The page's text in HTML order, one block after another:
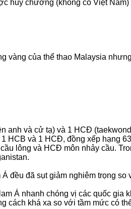
huy chương (không có Việt
vàng của thể thao Malaysia
và cử tạ) và 1 HCĐ
HCB và 1 HCĐ, đồng xếp hạng
lông và HCĐ môn nhảy cầu.
đều đã sụt giảm nghiêm trọng so
Á nhanh chóng vị các quốc gia
cách khá xa so với tầm mức có